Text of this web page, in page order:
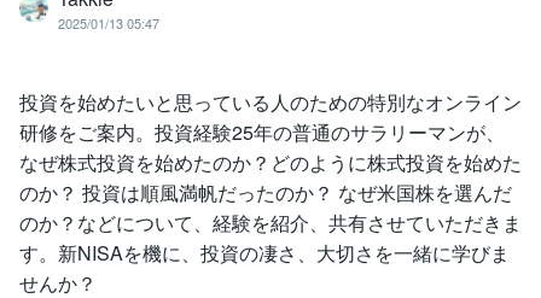
2025/01/13 05:47
投資を始めたいと思っている人のための特別なオンライン
研修をご案内。投資経験25年の普通のサラリーマンが、
なぜ株式投資を始めたのか？どのように株式投資を始めた
のか？ 投資は順風満帆だったのか？ なぜ米国株を選んだ
のか？などについて、経験を紹介、共有させていただきま
す。新NISAを機に、投資の凄さ、大切さを一緒に学びま
せんか？